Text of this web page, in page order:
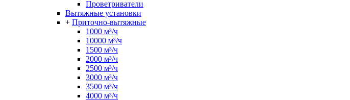
Проветриватели
Вытяжные установки
+ Приточно-вытяжные
1000 м³/ч
10000 м³/ч
1500 м³/ч
2000 м³/ч
2500 м³/ч
3000 м³/ч
3500 м³/ч
4000 м³/ч